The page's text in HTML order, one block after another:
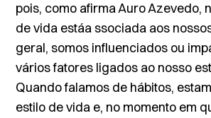
pois, como afirma Auro Azevedo,
de vida estáa ssociada aos
geral, somos influenciados ou
vários fatores ligados ao nosso
Quando falamos de hábitos,
estilo de vida e, no momento em